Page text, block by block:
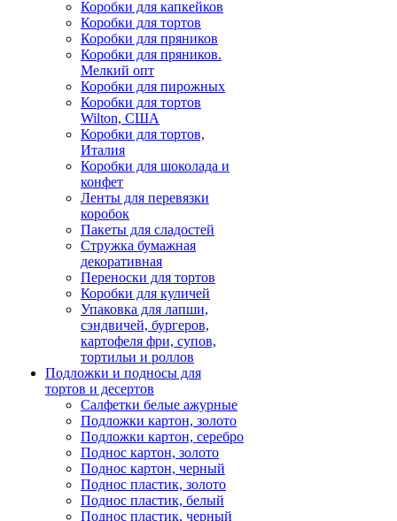
Коробки для капкейков
Коробки для тортов
Коробки для пряников
Коробки для пряников.
Мелкий опт
Коробки для пирожных
Коробки для тортов
Wilton, США
Коробки для тортов,
Италия
Коробки для шоколада и
конфет
Ленты для перевязки
коробок
Пакеты для сладостей
Стружка бумажная
декоративная
Переноски для тортов
Коробки для куличей
Упаковка для лапши,
сэндвичей, бургеров,
картофеля фри, супов,
тортильи и роллов
Подложки и подносы для
тортов и десертов
Салфетки белые ажурные
Подложки картон, золото
Подложки картон, серебро
Поднос картон, золото
Поднос картон, черный
Поднос пластик, золото
Поднос пластик, белый
Поднос пластик, черный